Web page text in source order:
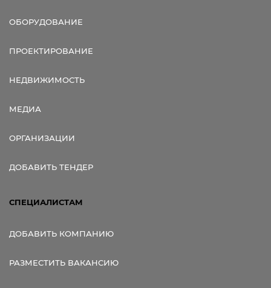
ОБОРУДОВАНИЕ
ПРОЕКТИРОВАНИЕ
НЕДВИЖИМОСТЬ
МЕДИА
ОРГАНИЗАЦИИ
ДОБАВИТЬ ТЕНДЕР
СПЕЦИАЛИСТАМ
ДОБАВИТЬ КОМПАНИЮ
РАЗМЕСТИТЬ ВАКАНСИЮ